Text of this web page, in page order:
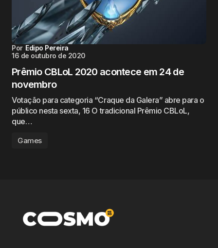
Por Edipo Pereira
16 de outubro de 2020
Prêmio CBLoL 2020 acontece em 24 de
novembro
Votação para categoria “Craque da Galera” abre para o
público nesta sexta, 16 O tradicional Prêmio CBLoL,
que…
Games